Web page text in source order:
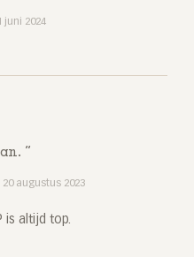
juni 2024
augustus 2023
is altijd top.